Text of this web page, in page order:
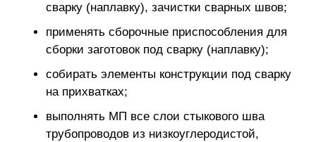
сварку (наплавку), зачистки сварных швов;
применять сборочные приспособления для
сборки заготовок под сварку (наплавку);
собирать элементы конструкции под сварку
на прихватках;
выполнять МП все слои стыкового шва
трубопроводов из низкоуглеродистой,